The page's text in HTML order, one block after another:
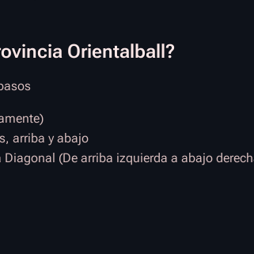
Orientalball?
arriba y abajo
(De arriba izquierda a abajo